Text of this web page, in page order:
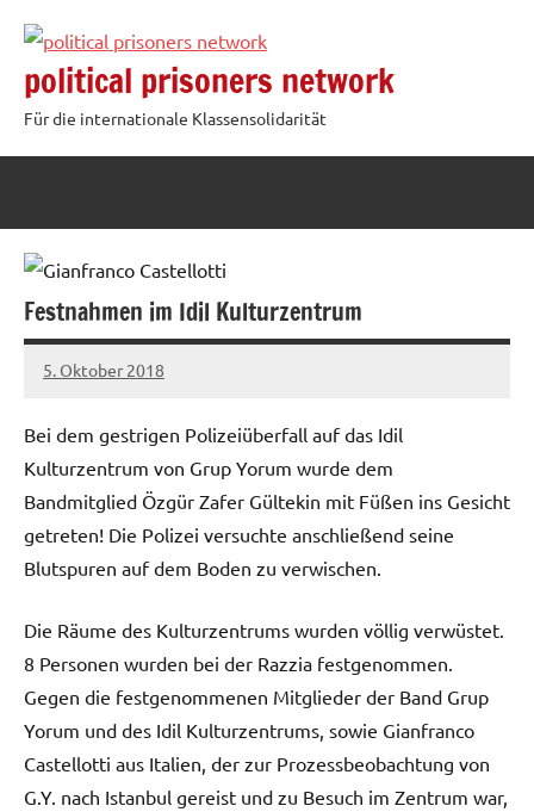
Inhalt
springen
political prisoners network
Für die internationale Klassensolidarität
Festnahmen im Idil Kulturzentrum
5. Oktober 2018
admin
Bei dem gestrigen Polizeiüberfall auf das Idil
Kulturzentrum von Grup Yorum wurde dem
Bandmitglied Özgür Zafer Gültekin mit Füßen ins Gesicht
getreten! Die Polizei versuchte anschließend seine
Blutspuren auf dem Boden zu verwischen.
Die Räume des Kulturzentrums wurden völlig verwüstet.
8 Personen wurden bei der Razzia festgenommen.
Gegen die festgenommenen Mitglieder der Band Grup
Yorum und des Idil Kulturzentrums, sowie Gianfranco
Castellotti aus Italien, der zur Prozessbeobachtung von
G.Y. nach Istanbul gereist und zu Besuch im Zentrum war,